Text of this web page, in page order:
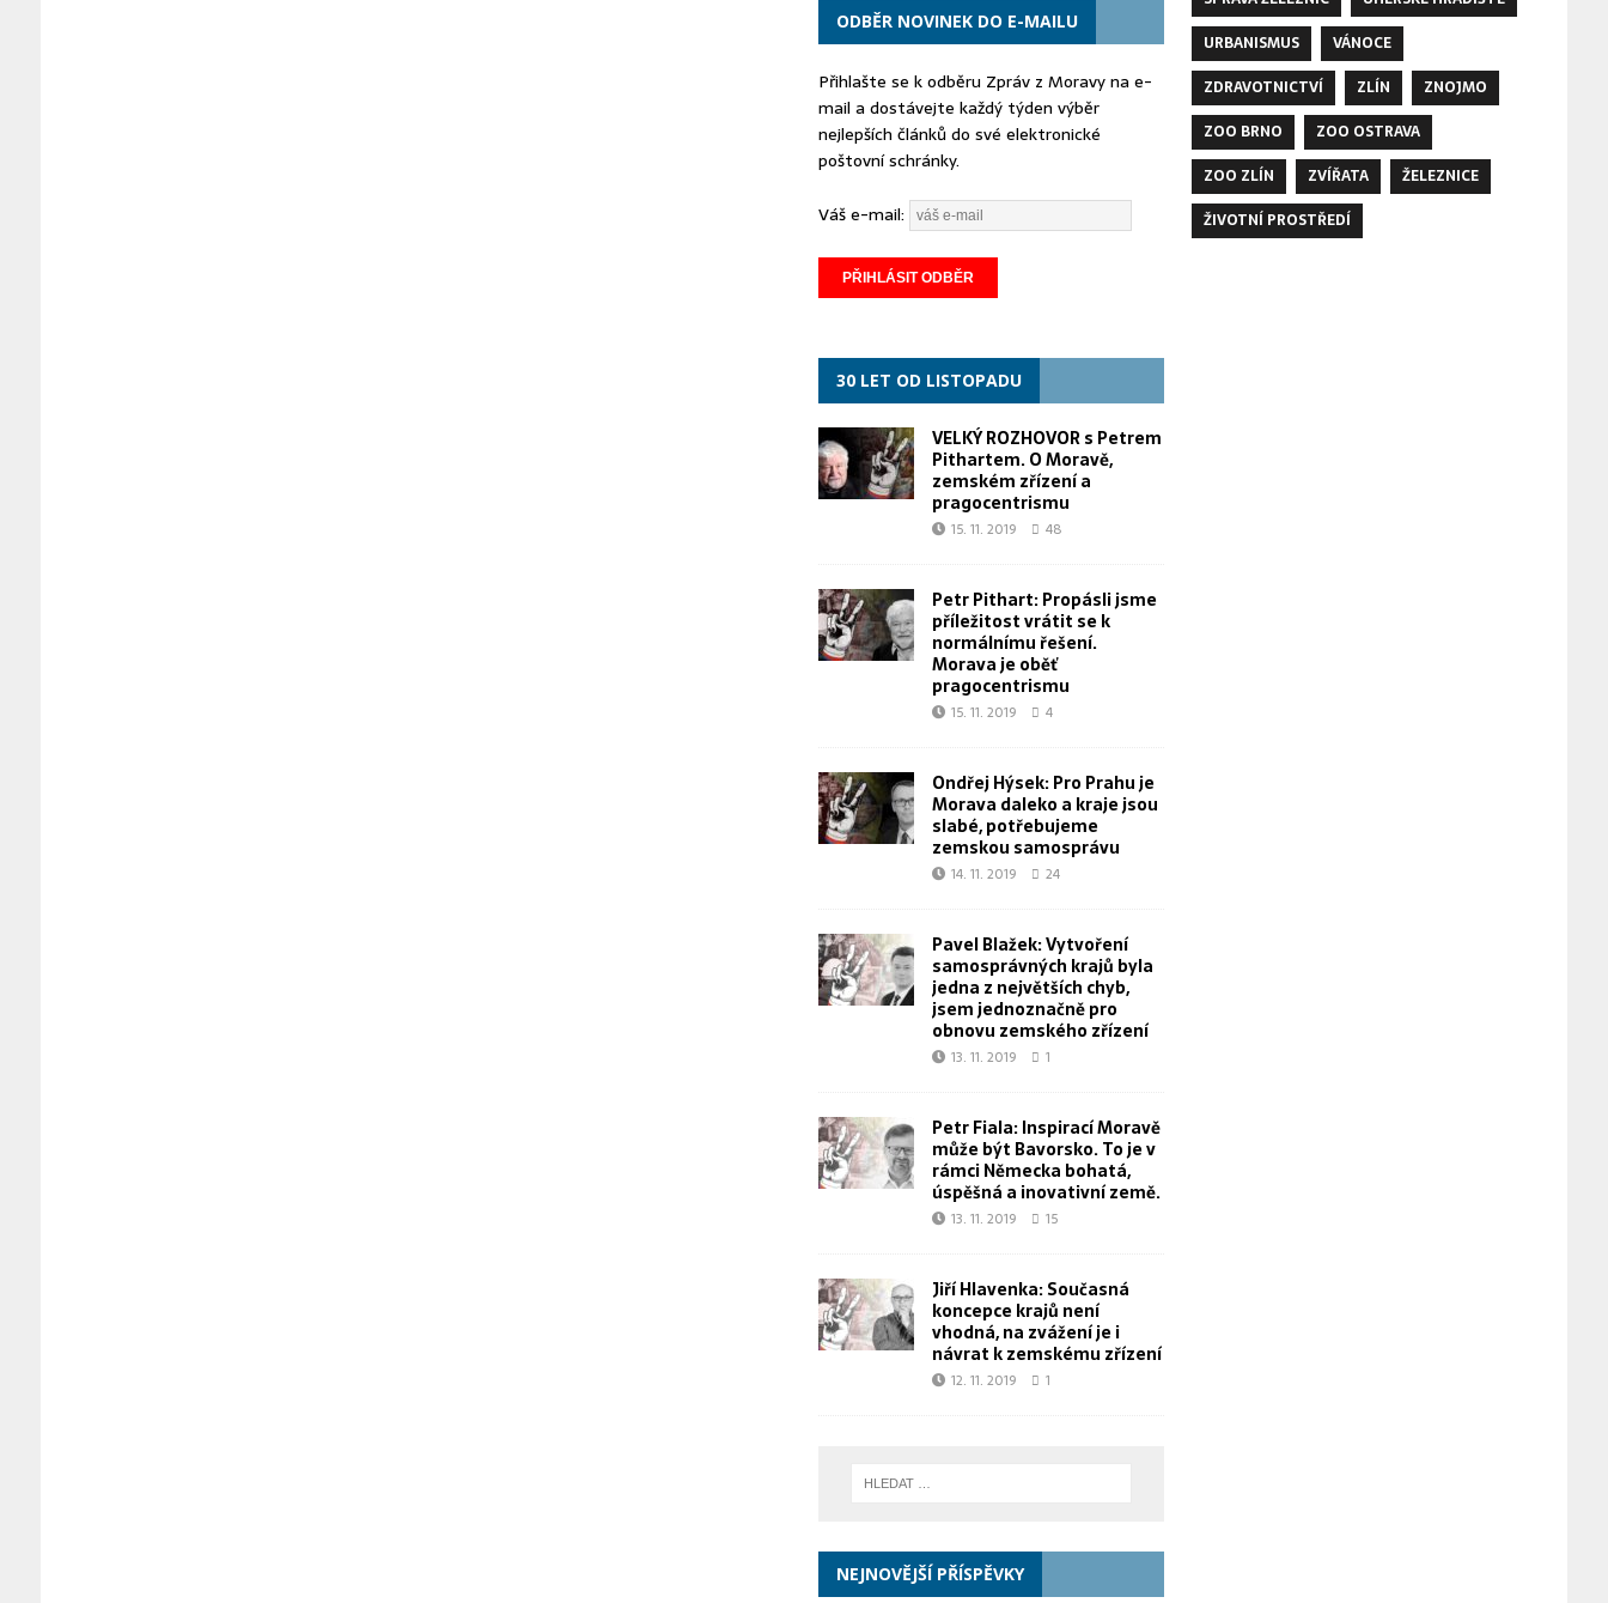
ODBĚR NOVINEK DO E-MAILU
Přihlašte se k odběru Zpráv z Moravy na e-
mail a dostávejte každý týden výběr
nejlepších článků do své elektronické
poštovní schránky.
Váš e-mail:
30 LET OD LISTOPADU
VELKÝ ROZHOVOR s Petrem
Pithartem. O Moravě,
zemském zřízení a
pragocentrismu
15. 11. 2019 48
Petr Pithart: Propásli jsme
příležitost vrátit se k
normálnímu řešení.
Morava je oběť
pragocentrismu
15. 11. 2019 4
Ondřej Hýsek: Pro Prahu je
Morava daleko a kraje jsou
slabé, potřebujeme
zemskou samosprávu
14. 11. 2019 24
Pavel Blažek: Vytvoření
samosprávných krajů byla
jedna z největších chyb,
jsem jednoznačně pro
obnovu zemského zřízení
13. 11. 2019 1
Petr Fiala: Inspirací Moravě
může být Bavorsko. To je v
rámci Německa bohatá,
úspěšná a inovativní země.
13. 11. 2019 15
Jiří Hlavenka: Současná
koncepce krajů není
vhodná, na zvážení je i
návrat k zemskému zřízení
12. 11. 2019 1
NEJNOVĚJŠÍ PŘÍSPĚVKY
URBANISMUS
VÁNOCE
ZDRAVOTNICTVÍ
ZLÍN
ZNOJMO
ZOO BRNO
ZOO OSTRAVA
ZOO ZLÍN
ZVÍŘATA
ŽELEZNICE
ŽIVOTNÍ PROSTŘEDÍ